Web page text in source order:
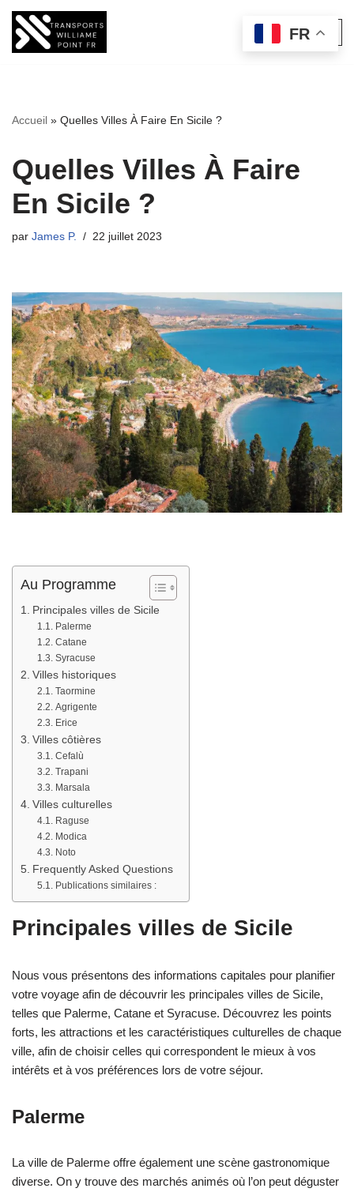
Aller
Accueil » Quelles Villes À Faire En Sicile ?
Quelles Villes À Faire
En Sicile ?
par James P. 22 juillet 2023
Au Programme
Principales villes de Sicile
Palerme
Catane
Syracuse
Villes historiques
Taormine
Agrigente
Erice
Villes côtières
Cefalù
Trapani
Marsala
Villes culturelles
Raguse
Modica
Noto
Frequently Asked Questions
Publications similaires :
Principales villes de Sicile
Nous vous présentons des informations capitales pour planifier
votre voyage afin de découvrir les principales villes de Sicile,
telles que Palerme, Catane et Syracuse. Découvrez les points
forts, les attractions et les caractéristiques culturelles de chaque
ville, afin de choisir celles qui correspondent le mieux à vos
intérêts et à vos préférences lors de votre séjour.
Palerme
La ville de Palerme offre également une scène gastronomique
diverse. On y trouve des marchés animés où l’on peut déguster
FR